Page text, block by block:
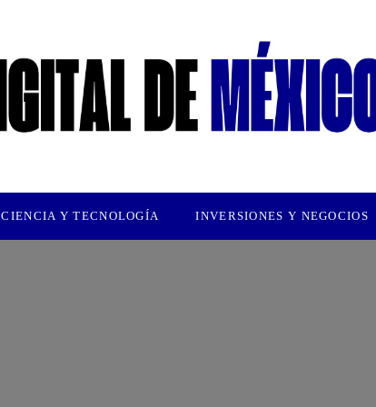
CIENCIA Y TECNOLOGÍA INVERSIONES Y NEGOCIOS